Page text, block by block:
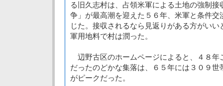
る旧久志村は、占領米軍による土地の強制
争」が最高潮を迎えた５６年、米軍と条件交
じた。接収されるなら見返りがある方がい
軍用地料で村は潤った。
辺野古区のホームページによると、４８年
だったのどかな集落は、６５年には３０９
がピークだった。